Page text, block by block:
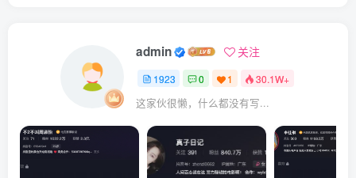
admin 关注
1923 0 1 30.1W+
这家伙很懒，什么都没有写...